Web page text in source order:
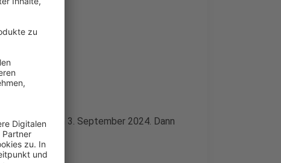
(D.LIVE) am 3. September 2024. Dann